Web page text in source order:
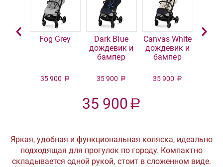
Blue Fog Grey
35 900 Р
Dark Blue
дождевик и
бампер
35 900 Р
Canvas White
дождевик и
бампер
35 900 Р
35 900 Р
Яркая, удобная и функциональная коляска, идеально
подходящая для прогулок по городу. Компактно
складывается одной рукой, стоит в сложенном виде.